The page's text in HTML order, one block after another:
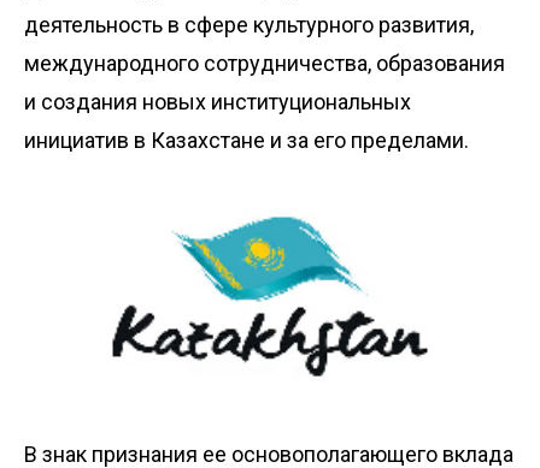
деятельность в сфере культурного развития,
международного сотрудничества, образования
и создания новых институциональных
инициатив в Казахстане и за его пределами.
В знак признания ее основополагающего вклада